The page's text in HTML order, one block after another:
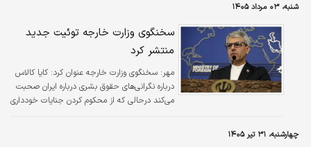
جنایتکارانه شد.
شنبه، ۰۳ مرداد ۱۴۰۵
سخنگوی وزارت خارجه توئیت جدید
منتشر کرد
مهر: سخنگوی وزارت خارجه عنوان کرد: کایا کالاس
درباره نگرانی‌های حقوق بشری درباره ایران صحبت
می‌کند درحالی که از محکوم کردن جنایات خودداری
چهارشنبه، ۳۱ تیر ۱۴۰۵